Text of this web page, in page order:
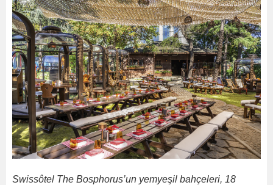
Swissôtel The Bosphorus’un yemyeşil bahçeleri, 18